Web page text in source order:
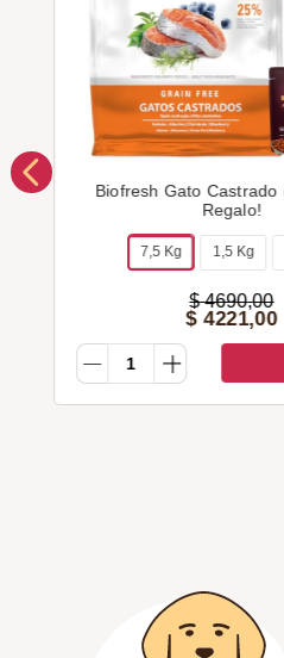
Biofresh Gato Castrado
Regalo!
7,5 Kg 1,5 Kg
$ 4690,00
$ 4221,00